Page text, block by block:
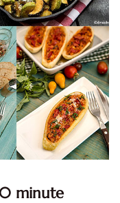
minute